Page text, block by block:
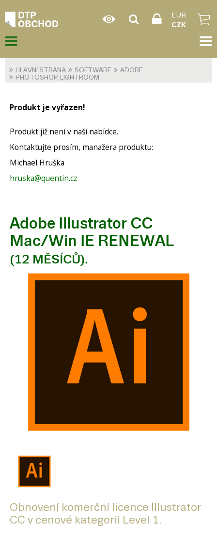
EUR
CZK
HLAVNÍ STRANA SOFTWARE
ADOBE
PHOTOSHOP, LIGHTROOM
Produkt je vyřazen!
Produkt již není v naší nabídce.
Kontaktujte prosím, manažera produktu:
Michael Hruška
hruska@quentin.cz
Adobe Illustrator CC
Mac/Win IE RENEWAL
(12 MĚSÍCŮ).
Obnovení komerční licence Illustrator
CC v cenové kategorii Level 1.